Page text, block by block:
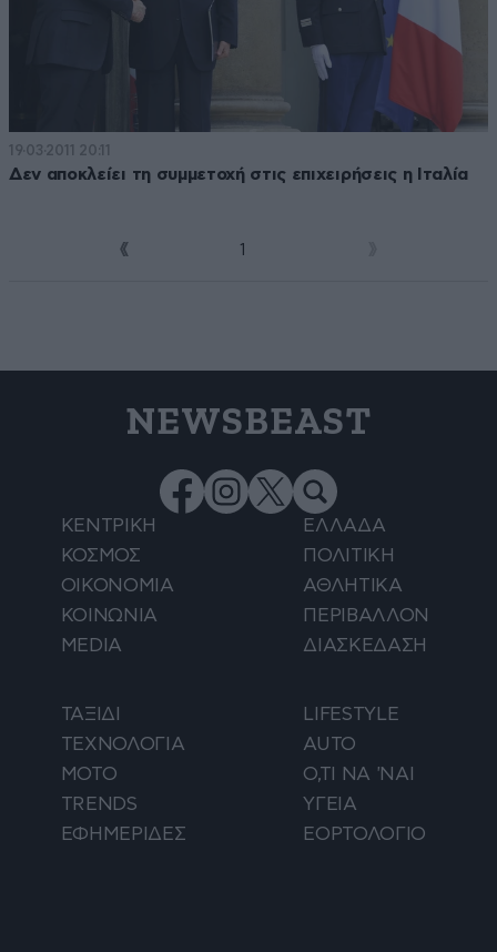
19·03·2011 20:11
Δεν αποκλείει τη συμμετοχή στις επιχειρήσεις η Ιταλία
1
NEWSBEAST
ΚΕΝΤΡΙΚΗ
ΕΛΛΑΔΑ
ΚΟΣΜΟΣ
ΠΟΛΙΤΙΚΗ
ΟΙΚΟΝΟΜΙΑ
ΑΘΛΗΤΙΚΑ
ΚΟΙΝΩΝΙΑ
ΠΕΡΙΒΑΛΛΟΝ
MEDIA
ΔΙΑΣΚΕΔΑΣΗ
ΤΑΞΙΔΙ
LIFESTYLE
ΤΕΧΝΟΛΟΓΙΑ
AUTO
ΜΟΤΟ
Ο,ΤΙ ΝΑ 'ΝΑΙ
TRENDS
ΥΓΕΙΑ
ΕΦΗΜΕΡΙΔΕΣ
ΕΟΡΤΟΛΟΓΙΟ